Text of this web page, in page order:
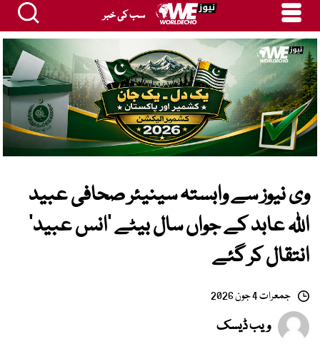
سب کی خبر
وی نیوز سے وابستہ سینیئر صحافی عبید
اللہ عابد کے جواں سال بیٹے ’انس عبید‘
انتقال کر گئے
جمعرات 4 جون 2026
ویب ڈیسک